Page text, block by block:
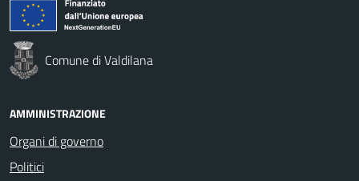
Comune di Valdilana
AMMINISTRAZIONE
Organi di governo
Politici